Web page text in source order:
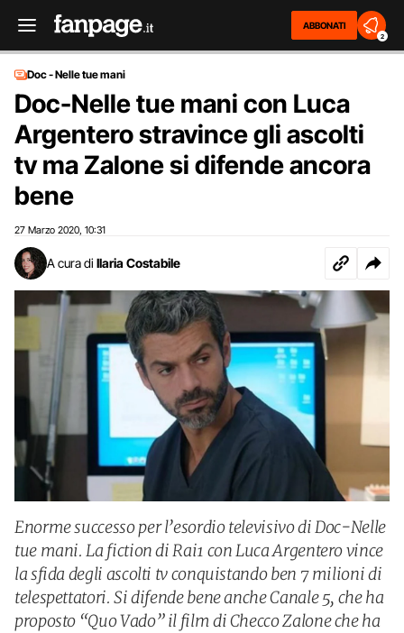
ABBONATI
2
Doc - Nelle tue mani
Doc-Nelle tue mani con Luca
Argentero stravince gli ascolti
tv ma Zalone si difende ancora
bene
27 Marzo 2020 10:31
A cura di Ilaria Costabile
Enorme successo per l’esordio televisivo di Doc-Nelle
tue mani. La fiction di Rai1 con Luca Argentero vince
la sfida degli ascolti tv conquistando ben 7 milioni di
telespettatori. Si difende bene anche Canale 5, che ha
proposto “Quo Vado” il film di Checco Zalone che ha